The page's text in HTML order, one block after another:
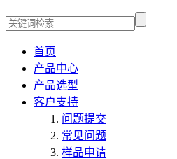
首页
产品中心
产品选型
客户支持
问题提交
常见问题
样品申请